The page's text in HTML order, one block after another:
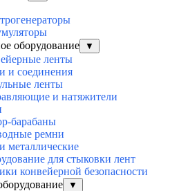
оборудование
▼
ленты
и соединения
ленты
и натяжители
барабаны
ремни
металлические
для стыковки лент
конвейерной безопасности
▼